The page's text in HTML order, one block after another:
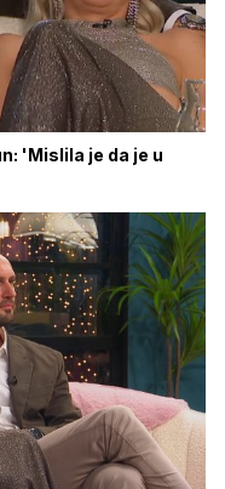
'Mislila je da je u